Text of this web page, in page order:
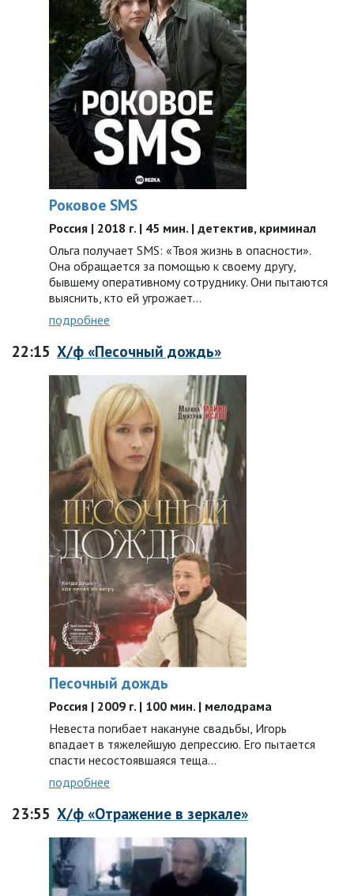
Роковое SMS
Россия | 2018 г. | 45 мин. | детектив, криминал
Ольга получает SMS: «Твоя жизнь в опасности».
Она обращается за помощью к своему другу,
бывшему оперативному сотруднику. Они пытаются
выяснить, кто ей угрожает…
подробнее
22:15 Х/ф «Песочный дождь»
Песочный дождь
Россия | 2009 г. | 100 мин. | мелодрама
Невеста погибает накануне свадьбы, Игорь
впадает в тяжелейшую депрессию. Его пытается
спасти несостоявшаяся теща...
подробнее
23:55 Х/ф «Отражение в зеркале»